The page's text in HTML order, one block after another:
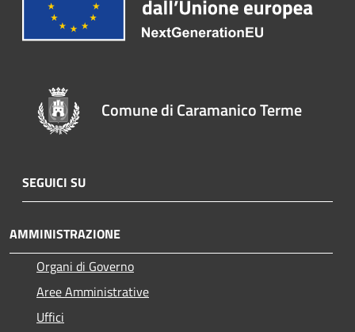
Comune di Caramanico Terme
SEGUICI SU
AMMINISTRAZIONE
Organi di Governo
Aree Amministrative
Uffici